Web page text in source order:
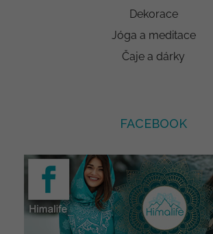
Dekorace
Jóga a meditace
Čaje a dárky
FACEBOOK